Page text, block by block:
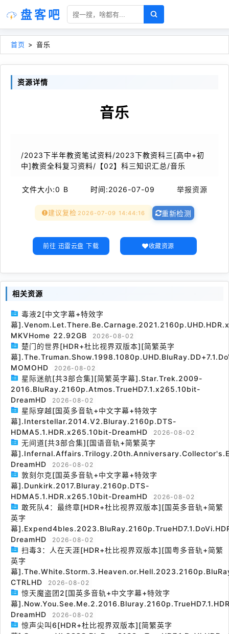
盘客吧
首页 > 音乐
资源详情
音乐
/2023下半年教资笔试资料/2023下教资科三[高中+初
中]教资全科复习资料/【02】科三知识汇总/音乐
文件大小:0 B 时间:2026-07-09 举报资源
建议复检 2026-07-09 14:44:16 重新检测
前往 迅雷云盘 下载 收藏资源
相关资源
毒液2[中文字幕+特效字
幕
MKVHome 22.92GB
2026-08-02
楚门的世界[HDR+杜比视界双版本][简繁英字
幕
MOMOHD
2026-08-02
星际迷航[共3部合集][简繁英字幕].Star.Trek.2009-
2016.BluRay.2160p.Atmos.TrueHD7.1.x265.10bit-
DreamHD
2026-08-02
星际穿越[国英多音轨+中文字幕+特效字
幕].Interstellar.2014.V2.Bluray.2160p.DTS-
HDMA5.1.HDR.x265.10bit-DreamHD
2026-08-02
无间道[共3部合集][国语音轨+简繁英字
幕
DreamHD
2026-08-02
敦刻尔克[国英多音轨+中文字幕+特效字
幕].Dunkirk.2017.Bluray.2160p.DTS-
HDMA5.1.HDR.x265.10bit-DreamHD
2026-08-02
敢死队4：最终章[HDR+杜比视界双版本][国英多音轨+简繁
英字
幕
DreamHD
2026-08-02
扫毒3：人在天涯[HDR+杜比视界双版本][国粤多音轨+简繁
英字
幕
CTRLHD
2026-08-02
惊天魔盗团2[国英多音轨+中文字幕+特效字
幕
DreamHD
2026-08-02
惊声尖叫6[HDR+杜比视界双版本][简繁英字